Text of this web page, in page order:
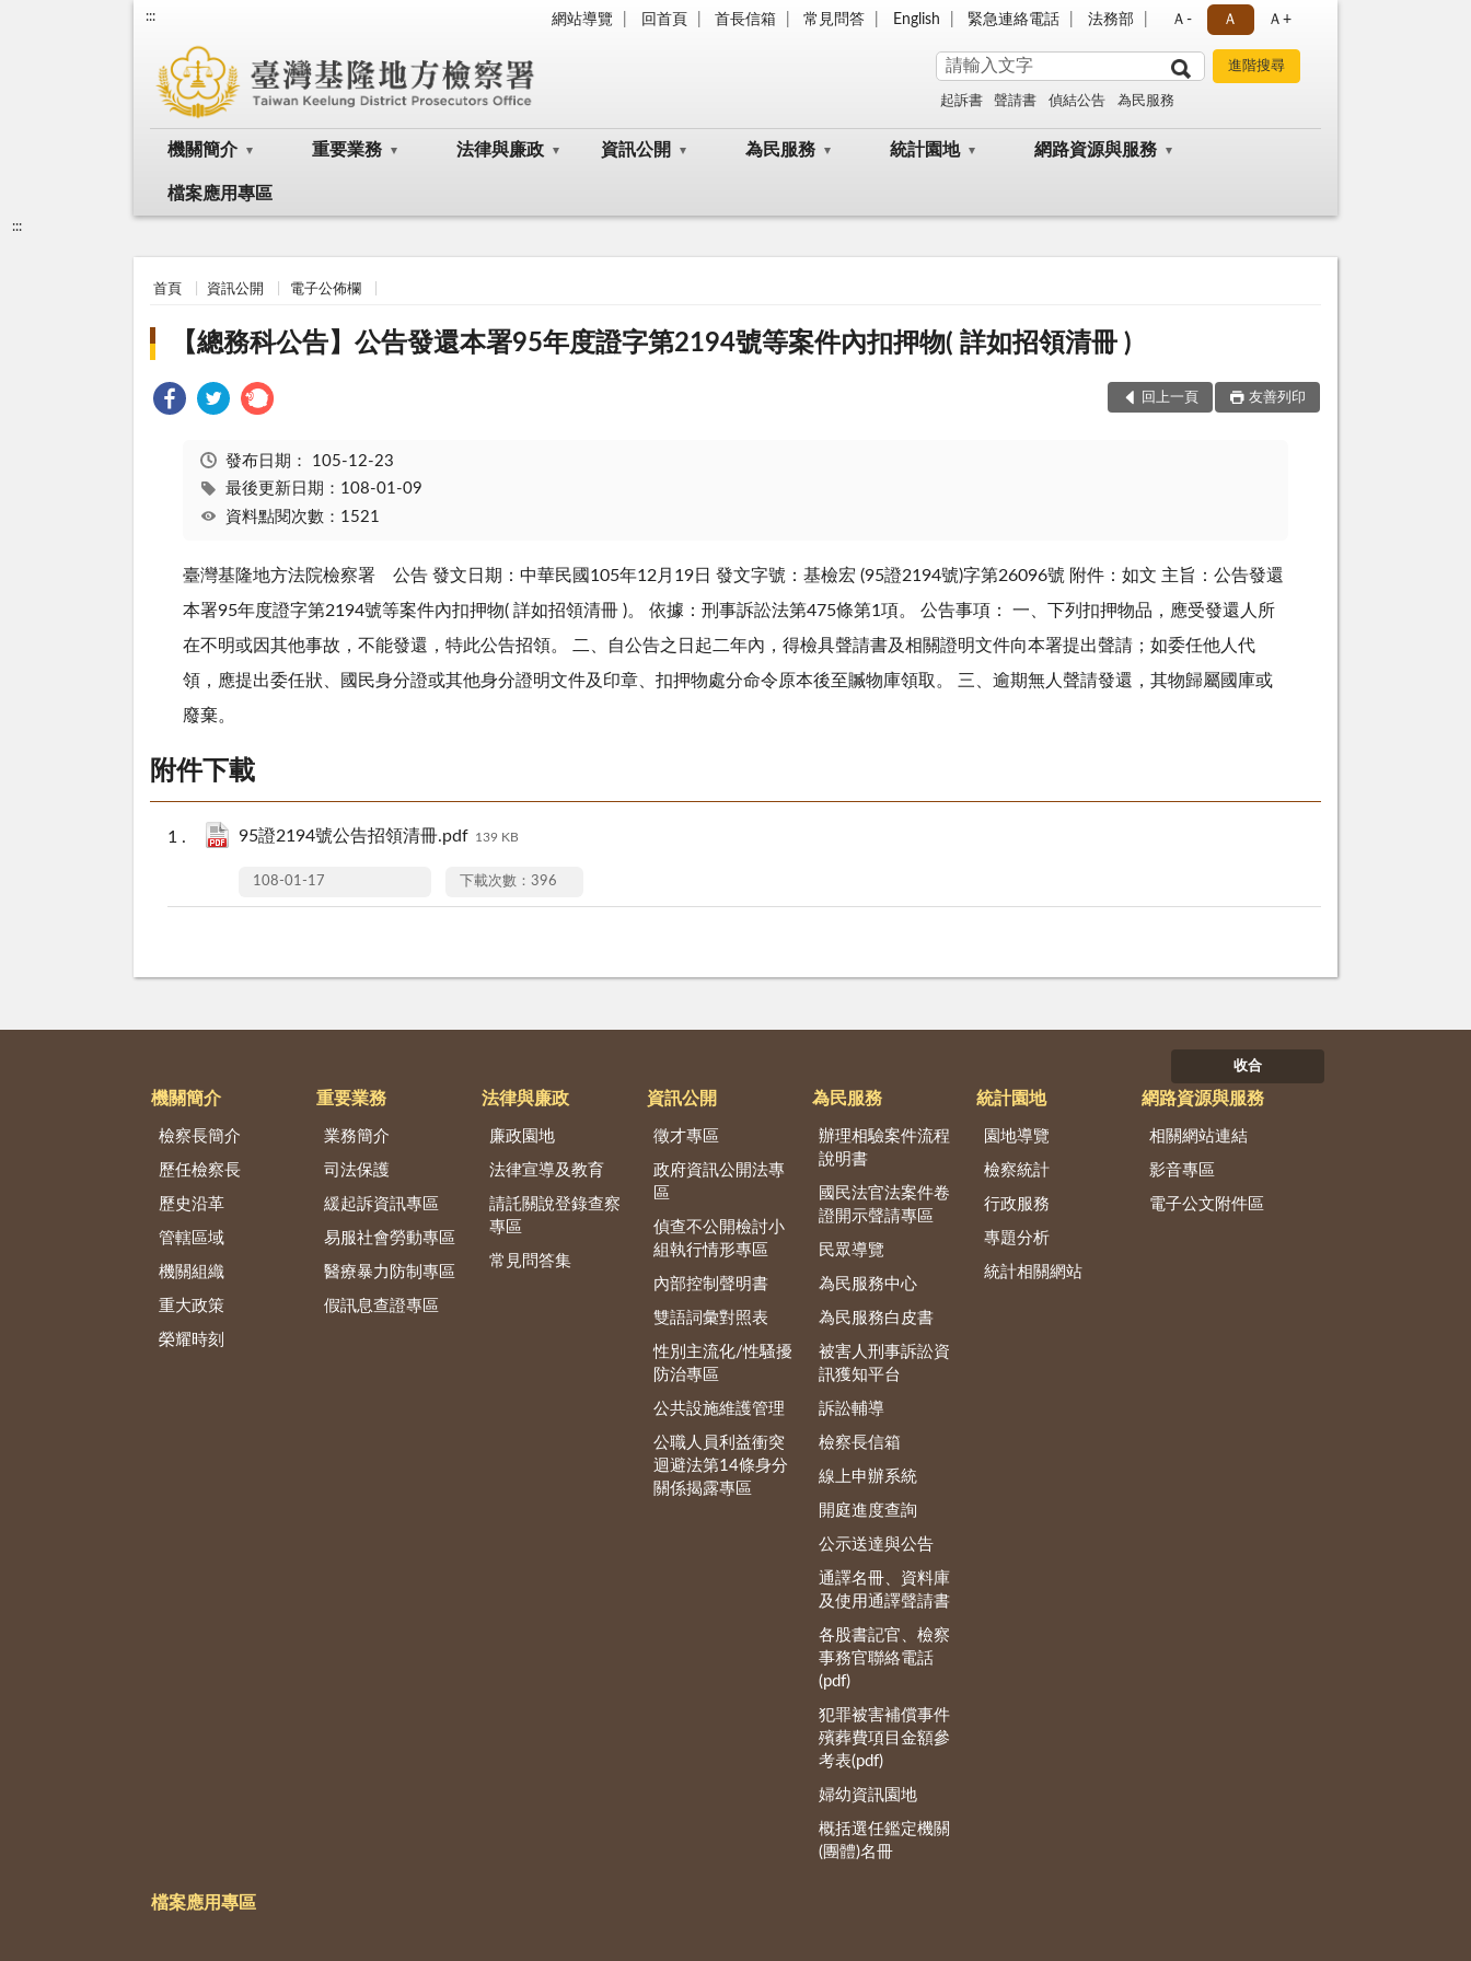
::: 網站導覽 回首頁 首長信箱 常見問答 English 緊急連絡電話 法務部 Ａ- Ａ Ａ+
起訴書 聲請書 偵結公告 為民服務
機關簡介 重要業務 法律與廉政 資訊公開 為民服務 統計園地 網路資源與服務
檔案應用專區
:::
首頁 資訊公開 電子公佈欄
【總務科公告】公告發還本署95年度證字第2194號等案件內扣押物( 詳如招領清冊 )
回上一頁 友善列印
發布日期： 105-12-23
最後更新日期：108-01-09
資料點閱次數：1521
臺灣基隆地方法院檢察署 公告 發文日期：中華民國105年12月19日 發文字號：基檢宏 (95證2194號)字第26096號 附件：如文 主旨：公告發還
本署95年度證字第2194號等案件內扣押物( 詳如招領清冊 )。 依據：刑事訴訟法第475條第1項。 公告事項： 一、下列扣押物品，應受發還人所
在不明或因其他事故，不能發還，特此公告招領。 二、自公告之日起二年內，得檢具聲請書及相關證明文件向本署提出聲請；如委任他人代
領，應提出委任狀、國民身分證或其他身分證明文件及印章、扣押物處分命令原本後至贓物庫領取。 三、逾期無人聲請發還，其物歸屬國庫或
廢棄。
附件下載
95證2194號公告招領清冊.pdf 139 KB
108-01-17 下載次數：396
收合
機關簡介
檢察長簡介
歷任檢察長
歷史沿革
管轄區域
機關組織
重大政策
榮耀時刻
重要業務
業務簡介
司法保護
緩起訴資訊專區
易服社會勞動專區
醫療暴力防制專區
假訊息查證專區
法律與廉政
廉政園地
法律宣導及教育
請託關說登錄查察
專區
常見問答集
資訊公開
徵才專區
政府資訊公開法專
區
偵查不公開檢討小
組執行情形專區
內部控制聲明書
雙語詞彙對照表
性別主流化/性騷擾
防治專區
公共設施維護管理
公職人員利益衝突
迴避法第14條身分
關係揭露專區
為民服務
辦理相驗案件流程
說明書
國民法官法案件卷
證開示聲請專區
民眾導覽
為民服務中心
為民服務白皮書
被害人刑事訴訟資
訊獲知平台
訴訟輔導
檢察長信箱
線上申辦系統
開庭進度查詢
公示送達與公告
通譯名冊、資料庫
及使用通譯聲請書
各股書記官、檢察
事務官聯絡電話
(pdf)
犯罪被害補償事件
殯葬費項目金額參
考表(pdf)
婦幼資訊園地
概括選任鑑定機關
(團體)名冊
統計園地
園地導覽
檢察統計
行政服務
專題分析
統計相關網站
網路資源與服務
相關網站連結
影音專區
電子公文附件區
檔案應用專區